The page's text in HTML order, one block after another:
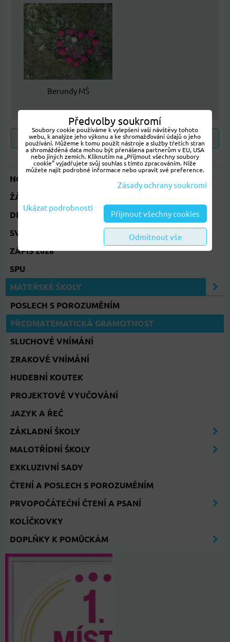
Berundy MŠ
Předchozí produkt Následující produkt
NOVINKY 2026
ŽÁKOVSKÁ KNÍŽKA
DEN STROMŮ 20.ŘÍJNA
SVATÝ VÁCLAV
ZÁPIS 2028
SPU
MATEŘSKÉ ŠKOLY
POSLECH S POROZUMĚNÍM
PŘEDMATEMATICKÁ GRAMOTNOST
SLUCHOVÉ VNÍMÁNÍ
ZRAKOVÉ VNÍMÁNÍ
HUDEBNÍ KOUTEK
PROJEKTOVÉ VYUČOVÁNÍ
JAZYK A ŘEČ
ZÁKLADNÍ ŠKOLY
MALOTŘÍDNÍ ŠKOLY
EXKLUZIVNÍ SADY
ČTENÍ A POSLECH S POROZUMĚNÍM
PRVOPOČÁTEČNÍ ČTENÍ A PSANÍ
KOLÍČKOVKY
DOPLŇKY K POMŮCKÁM
Předvolby soukromí
Soubory cookie používáme k vylepšení vaší návštěvy tohoto
webu, k analýze jeho výkonu a ke shromažďování údajů o jeho
používání. Můžeme k tomu použít nástroje a služby třetích stran
a shromážděná data mohou být přenášena partnerům v EU, USA
nebo jiných zemích. Kliknutím na „Přijmout všechny soubory
cookie“ vyjadřujete svůj souhlas s tímto zpracováním. Níže
můžete najít podrobné informace nebo upravit své preference.
Zásady ochrany soukromí
Ukázat podrobnosti
Přijmout všechny cookies
Odmítnout vše